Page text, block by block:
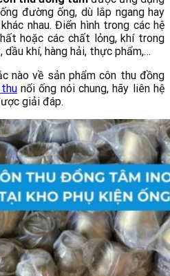
đường ống, dù lắp ngang hay
nhau. Điển hình trong các hệ
hoặc các chất lỏng, khí trong
dầu khí, hàng hải, thực phẩm,…
nào về sản phẩm côn thu đồng
nối ống nói chung, hãy liên hệ
giải đáp.